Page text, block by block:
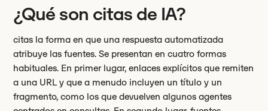
¿Qué son citas de IA?
citas la forma en que una respuesta automatizada
atribuye las fuentes. Se presentan en cuatro formas
habituales. En primer lugar, enlaces explícitos que remiten
a una URL y que a menudo incluyen un título y un
fragmento, como los que devuelven algunos agentes